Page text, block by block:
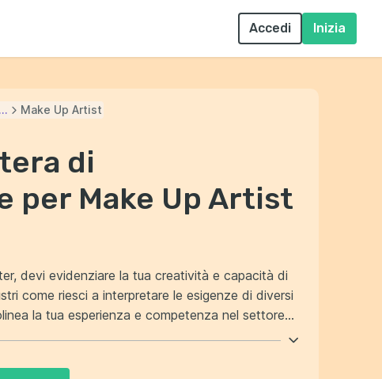
Accedi Inizia
Make Up Artist
di
per Make Up Artist
devi evidenziare la tua creatività e capacità di
come riesci a interpretare le esigenze di diversi